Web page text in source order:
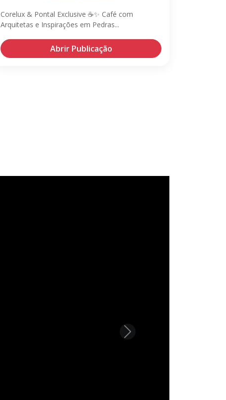
Corelux & Pontal Exclusive ☕✨ Café com
Arquitetas e Inspirações em Pedras...
Abrir Publicação